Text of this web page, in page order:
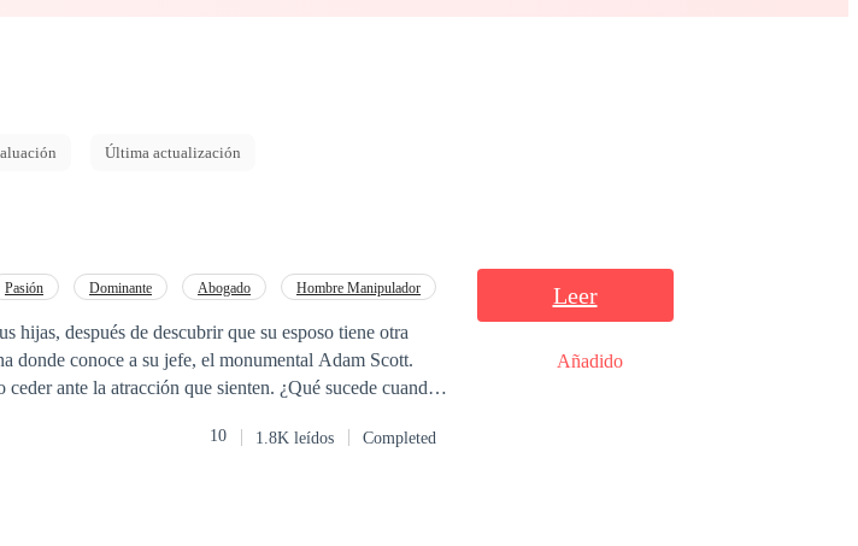
Última actualización
Pasión Dominante Abogado
Hombre Manipulador
hijas, después de descubrir que su esposo tiene otra
ante la atracción que sienten. ¿Qué sucede cuando
que sienten? Te invito a descubrir a Blue y la ley que tanto la apasiona.
10 1.8K leídos Completed
Leer
Añadido